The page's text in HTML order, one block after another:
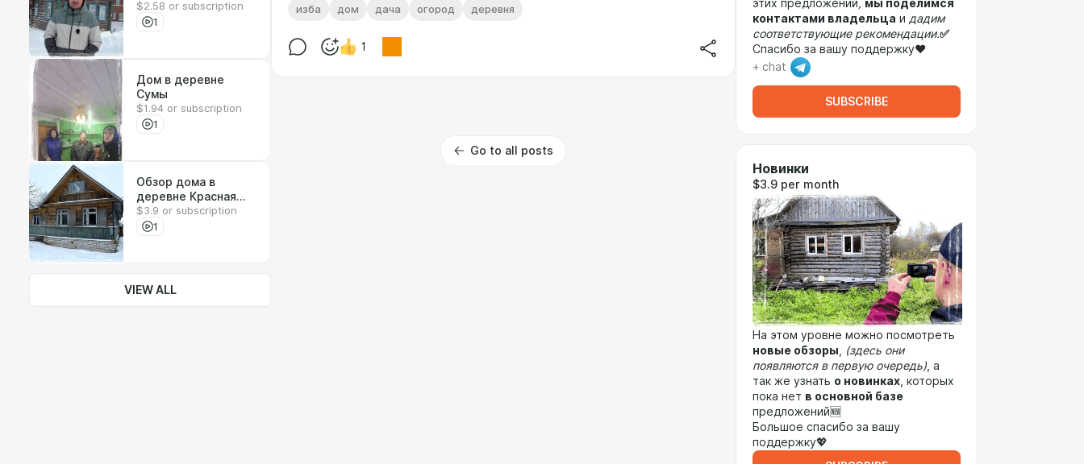
Ильинском
$2.58 or subscription
1
Дом в деревне
Сумы
$1.94 or subscription
1
Обзор дома в
деревне Красная
Горка
$3.9 or subscription
1
VIEW ALL
изба дом дача огород деревня
1
Go to all posts
этих предложений, мы поделимся
контактами владельца и дадим
соответствующие рекомендации.✅
Спасибо за вашу поддержку❤️
+ chat
SUBSCRIBE
Новинки
$3.9 per month
На этом уровне можно посмотреть
новые обзоры
(здесь они
появляются в первую очередь) , а
так же узнать о новинках , которых
пока нет в основной базе
предложений🆕
Большое спасибо за вашу
поддержку💖